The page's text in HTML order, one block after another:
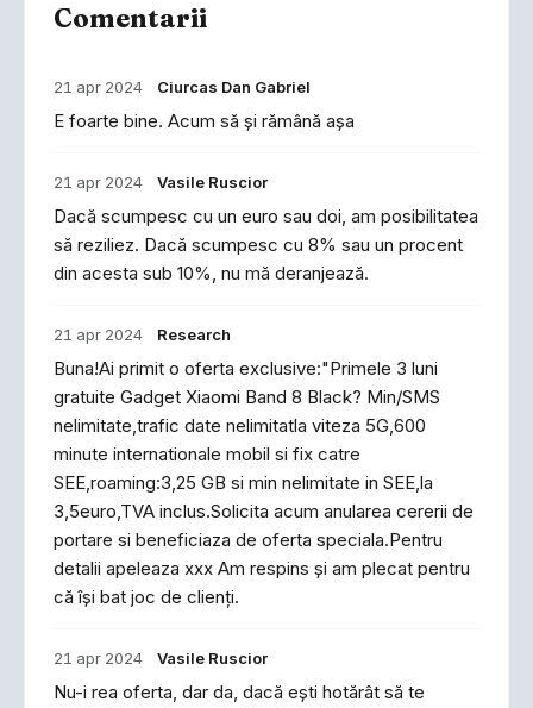
Comentarii
21 apr 2024 Ciurcas Dan Gabriel
E foarte bine. Acum să și rămână așa
21 apr 2024 Vasile Ruscior
Dacă scumpesc cu un euro sau doi, am posibilitatea
să reziliez. Dacă scumpesc cu 8% sau un procent
din acesta sub 10%, nu mă deranjează.
21 apr 2024 Research
Buna!Ai primit o oferta exclusive:"Primele 3 luni
gratuite Gadget Xiaomi Band 8 Black? Min/SMS
nelimitate,trafic date nelimitatla viteza 5G,600
minute internationale mobil si fix catre
SEE,roaming:3,25 GB si min nelimitate in SEE,la
3,5euro,TVA inclus.Solicita acum anularea cererii de
portare si beneficiaza de oferta speciala.Pentru
detalii apeleaza xxx Am respins și am plecat pentru
că își bat joc de clienți.
21 apr 2024 Vasile Ruscior
Nu-i rea oferta, dar da, dacă ești hotărât să te